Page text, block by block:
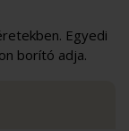
Egyedi
borító adja.